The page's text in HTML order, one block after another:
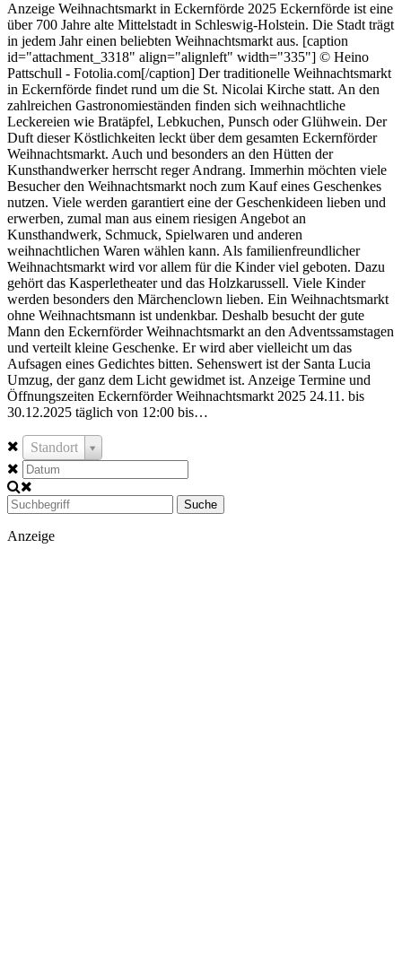
Anzeige Weihnachtsmarkt in Eckernförde 2025 Eckernförde ist eine
über 700 Jahre alte Mittelstadt in Schleswig-Holstein. Die Stadt trägt
in jedem Jahr einen beliebten Weihnachtsmarkt aus. [caption
id="attachment_3318" align="alignleft" width="335"] © Heino
Pattschull - Fotolia.com[/caption] Der traditionelle Weihnachtsmarkt
in Eckernförde findet rund um die St. Nicolai Kirche statt. An den
zahlreichen Gastronomieständen finden sich weihnachtliche
Leckereien wie Bratäpfel, Lebkuchen, Punsch oder Glühwein. Der
Duft dieser Köstlichkeiten leckt über dem gesamten Eckernförder
Weihnachtsmarkt. Auch und besonders an den Hütten der
Kunsthandwerker herrscht reger Andrang. Immerhin möchten viele
Besucher den Weihnachtsmarkt noch zum Kauf eines Geschenkes
nutzen. Viele werden garantiert eine der Geschenkideen lieben und
erwerben, zumal man aus einem riesigen Angebot an
Kunsthandwerk, Schmuck, Spielwaren und anderen
weihnachtlichen Waren wählen kann. Als familienfreundlicher
Weihnachtsmarkt wird vor allem für die Kinder viel geboten. Dazu
gehört das Kasperletheater und das Holzkarussell. Viele Kinder
werden besonders den Märchenclown lieben. Ein Weihnachtsmarkt
ohne Weihnachtsmann ist undenkbar. Deshalb besucht der gute
Mann den Eckernförder Weihnachtsmarkt an den Adventssamstagen
und verteilt kleine Geschenke. Er wird aber vielleicht um das
Aufsagen eines Gedichtes bitten. Sehenswert ist der Santa Lucia
Umzug, der ganz dem Licht gewidmet ist. Anzeige Termine und
Öffnungszeiten Eckernförder Weihnachtsmarkt 2025 24.11. bis
30.12.2025 täglich von 12:00 bis…
Standort
Suche
Anzeige